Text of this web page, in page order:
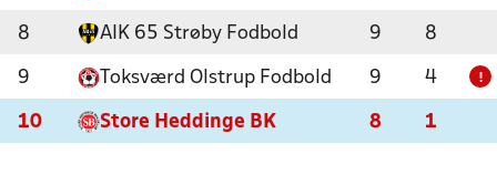
8 AIK 65 Strøby Fodbold 9 8
9 Toksværd Olstrup Fodbold 9 4 !
10 Store Heddinge BK 8 1